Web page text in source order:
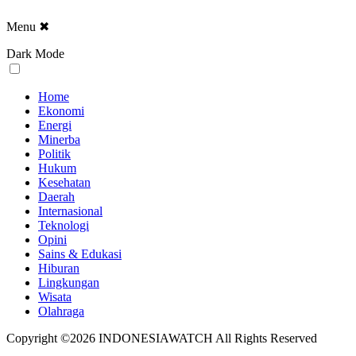
Menu ✖
Dark Mode
Home
Ekonomi
Energi
Minerba
Politik
Hukum
Kesehatan
Daerah
Internasional
Teknologi
Opini
Sains & Edukasi
Hiburan
Lingkungan
Wisata
Olahraga
Copyright ©2026 INDONESIAWATCH All Rights Reserved